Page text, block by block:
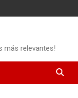
más relevantes!